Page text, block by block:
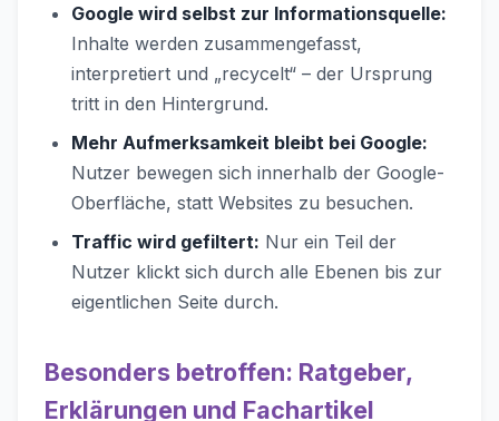
Google wird selbst zur Informationsquelle:
Inhalte werden zusammengefasst,
interpretiert und „recycelt“ – der Ursprung
tritt in den Hintergrund.
Mehr Aufmerksamkeit bleibt bei Google:
Nutzer bewegen sich innerhalb der Google-
Oberfläche, statt Websites zu besuchen.
Traffic wird gefiltert: Nur ein Teil der
Nutzer klickt sich durch alle Ebenen bis zur
eigentlichen Seite durch.
Besonders betroffen: Ratgeber,
Erklärungen und Fachartikel